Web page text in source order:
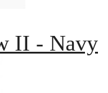
II - Navy